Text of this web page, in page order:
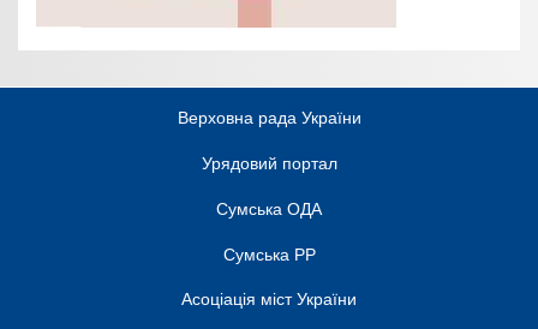
Верховна рада України
Урядовий портал
Сумська ОДА
Сумська РР
Асоціація міст України